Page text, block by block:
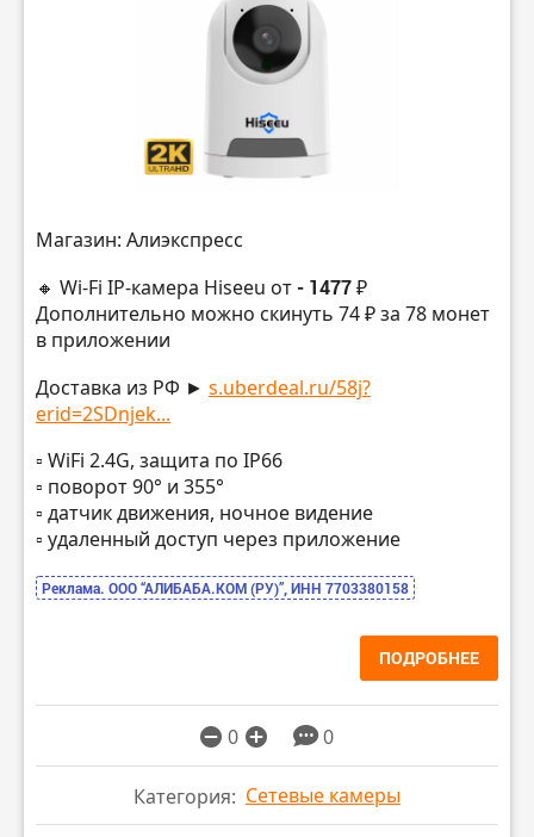
Магазин: Алиэкспресс
🔸 Wi-Fi IP-камера Hiseeu от- 1477 ₽
Дополнительно можно скинуть 74 ₽ за 78 монет
в приложении
Доставка из РФ ► s.uberdeal.ru/58j?
erid=2SDnjek...
▫️ WiFi 2.4G, защита по IP66
▫️ поворот 90° и 355°
▫️ датчик движения, ночное видение
▫️ удаленный доступ через приложение
Реклама. ООО “АЛИБАБА.КОМ (РУ)”, ИНН 7703380158
ПОДРОБНЕЕ
0 0
Категория: Сетевые камеры